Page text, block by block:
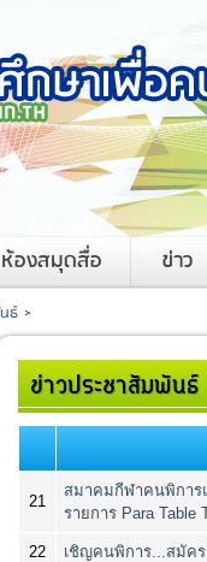
ห้องสมุดสื่อ ข่าว
ธ์ >
ข่าวประชาสัมพันธ์
21
สมาคมกีฬาคนพิการ
รายการ Para Table
22 เชิญคนพิการ...สมัคร